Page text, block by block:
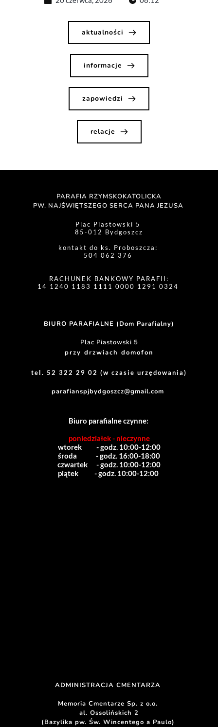
aktualności
informacje
zapowiedzi
relacje
PARAFIA RZYMSKOKATOLICKA
PW. NAJŚWIĘTSZEGO SERCA PANA JEZUSA
Plac Piastowski 5
85-012 Bydgoszcz
kontakt do ks. Proboszcza:
504 062 376
RACHUNEK BANKOWY PARAFII:
14 1240 1183 1111 0000 1291 0324
BIURO PARAFIALNE (Dom Parafialny)
Plac Piastowski 5
przy drzwiach domofon
tel. 52 322 29 02 (w czasie urzędowania)
parafianspjbydgoszcz@gmail.com
Biuro parafialne czynne:
poniedziałek - nieczynne
wtorek          - godz. 10:00-12:00
środa             - godz. 16:00-18:00
czwartek      - godz. 10:00-12:00
piątek           - godz. 10:00-12:00
ADMINISTRACJA CMENTARZA
Memoria Cmentarze Sp. z o.o.
al. Ossolińskich 2
(Bazylika pw. Św. Wincentego a Paulo)